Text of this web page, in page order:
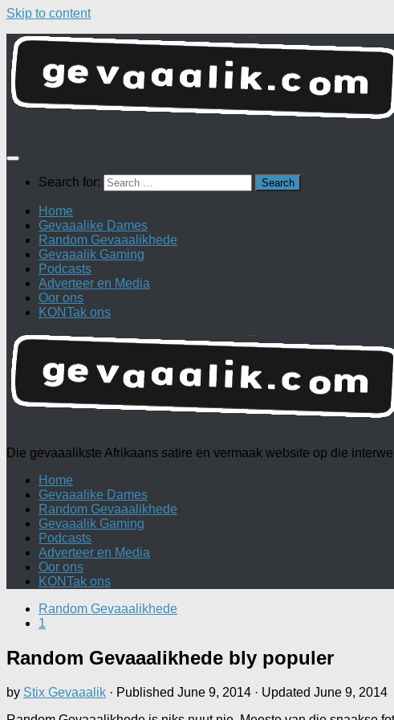
Skip to content
Search for:
Home
Gevaaalike Dames
Random Gevaaalikhede
Gevaaalik Gaming
Podcasts
Adverteer en Media
Oor ons
KONTak ons
Die gevaaalikste Afrikaans satire en vermaak website op die
Home
Gevaaalike Dames
Random Gevaaalikhede
Gevaaalik Gaming
Podcasts
Adverteer en Media
Oor ons
KONTak ons
Random Gevaaalikhede
1
Random Gevaaalikhede bly populer
by Stix Gevaaalik · Published June 9, 2014 · Updated June 9, 2014